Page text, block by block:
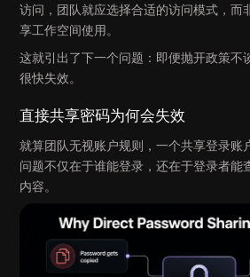
访问，团队就应选择合适的访问模式，而
享工作空间使用。
这就引出了下一个问题：即便抛开政策不
很快失效。
直接共享密码为何会失效
就算团队无视账户规则，一个共享登录账
问题不仅在于谁能登录，还在于登录者能
内容。